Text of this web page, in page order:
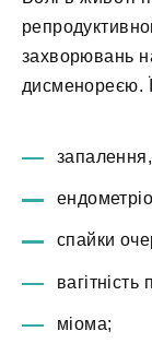
захворювань
дисменореєю.
запалення,
спайки
міома;